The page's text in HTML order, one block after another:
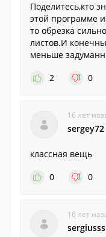
Поделитесь,кто
этой программе
то обрезка
листов.И
меньше
2
0
16 лет
sergey72
классная вещь
0
0
16 лет
sergiusss